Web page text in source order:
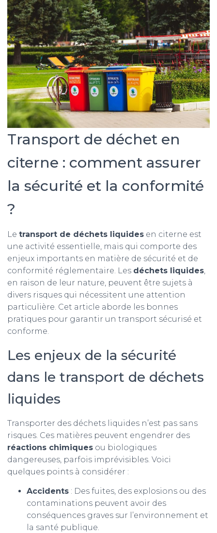
Transport de déchet en
citerne : comment assurer
la sécurité et la conformité
?
Le transport de déchets liquides en citerne est
une activité essentielle, mais qui comporte des
enjeux importants en matière de sécurité et de
conformité réglementaire. Les déchets liquides,
en raison de leur nature, peuvent être sujets à
divers risques qui nécessitent une attention
particulière. Cet article aborde les bonnes
pratiques pour garantir un transport sécurisé et
conforme.
Les enjeux de la sécurité
dans le transport de déchets
liquides
Transporter des déchets liquides n’est pas sans
risques. Ces matières peuvent engendrer des
réactions chimiques ou biologiques
dangereuses, parfois imprévisibles. Voici
quelques points à considérer :
Accidents : Des fuites, des explosions ou des
contaminations peuvent avoir des
conséquences graves sur l’environnement et
la santé publique.